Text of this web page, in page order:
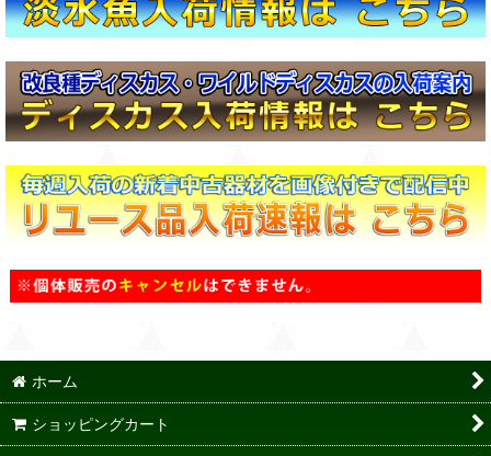
ホーム
ショッピングカート